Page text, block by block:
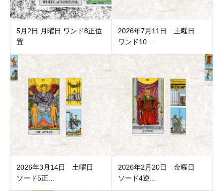
5月2日 月曜日 ワンド8正位
置
2026年7月11日 土曜日
ワンド10...
2026年3月14日 土曜日
ソード5正...
2026年2月20日 金曜日
ソード4逆...